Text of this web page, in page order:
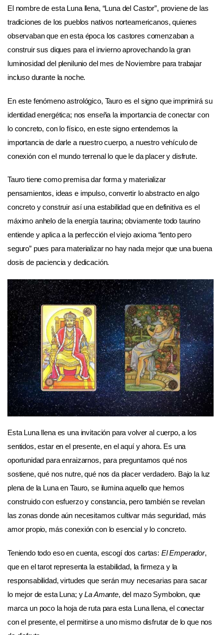
El nombre de esta Luna llena, “Luna del Castor”, proviene de las
tradiciones de los pueblos nativos norteamericanos, quienes
observaban que en esta época los castores comenzaban a
construir sus diques para el invierno aprovechando la gran
luminosidad del plenilunio del mes de Noviembre para trabajar
incluso durante la noche.
En este fenómeno astrológico, Tauro es el signo que imprimirá su
identidad energética; nos enseña la importancia de conectar con
lo concreto, con lo físico, en este signo entendemos la
importancia de darle a nuestro cuerpo, a nuestro vehículo de
conexión con el mundo terrenal lo que le da placer y disfrute.
Tauro tiene como premisa dar forma y materializar
pensamientos, ideas e impulso, convertir lo abstracto en algo
concreto y construir así una estabilidad que en definitiva es el
máximo anhelo de la energía taurina; obviamente todo taurino
entiende y aplica a la perfección el viejo axioma “lento pero
seguro” pues para materializar no hay nada mejor que una buena
dosis de paciencia y dedicación.
Esta Luna llena es una invitación para volver al cuerpo, a los
sentidos, estar en el presente, en el aquí y ahora. Es una
oportunidad para enraizarnos, para preguntarnos qué nos
sostiene, qué nos nutre, qué nos da placer verdadero. Bajo la luz
plena de la Luna en Tauro, se ilumina aquello que hemos
construido con esfuerzo y constancia, pero también se revelan
las zonas donde aún necesitamos cultivar más seguridad, más
amor propio, más conexión con lo esencial y lo concreto.
Teniendo todo eso en cuenta, escogí dos cartas: El Emperador,
que en el tarot representa la estabilidad, la firmeza y la
responsabilidad, virtudes que serán muy necesarias para sacar
lo mejor de esta Luna; yLa Amante, del mazo Symbolon, que
marca un poco la hoja de ruta para esta Luna llena, el conectar
con el presente, el permitirse a uno mismo disfrutar de lo que nos